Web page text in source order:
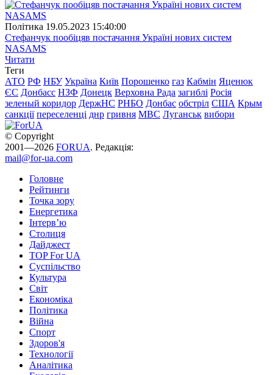
Полiтика 19.05.2023 15:40:00
Стефанчук пообіцяв постачання Україні нових систем
NASAMS
Читати
Теги
АТО РФ НБУ Україна Київ Порошенко газ Кабмін Яценюк
ЄС Донбасс НЗФ Донецк Верховна Рада загиблі Росія
зеленый коридор ДержНС РНБО Донбас обстріл США Крым
санкції переселенці днр гривня МВС Луганськ вибори
© Copyright
2001—2026 FORUA. Редакція:
mail@for-ua.com
Головне
Рейтинги
Точка зору
Енергетика
Інтерв’ю
Столиця
Дайджест
TOP For UA
Суспiльство
Культура
Світ
Економіка
Політика
Війна
Спорт
Здоров'я
Технології
Аналітика